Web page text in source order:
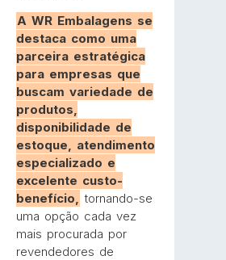
A WR Embalagens se
destaca como uma
parceira estratégica
para empresas que
buscam variedade de
produtos,
disponibilidade de
estoque, atendimento
especializado e
excelente custo-
benefício, tornando-se
uma opção cada vez
mais procurada por
revendedores de